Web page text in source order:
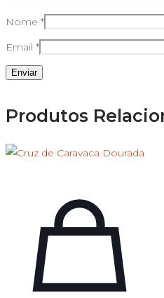
Nome *
Email *
Produtos